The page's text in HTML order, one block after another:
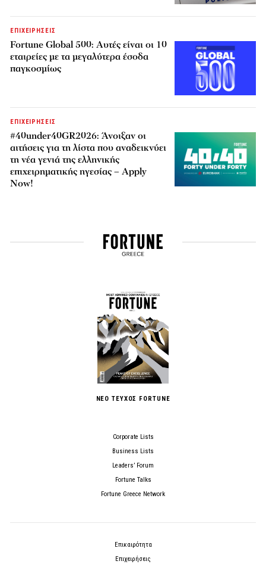
ΕΠΙΧΕΙΡΗΣΕΙΣ
Fortune Global 500: Αυτές είναι οι 10
εταιρείες με τα μεγαλύτερα έσοδα
παγκοσμίως
ΕΠΙΧΕΙΡΗΣΕΙΣ
#40under40GR2026: Άνοιξαν οι
αιτήσεις για τη λίστα που αναδεικνύει
τη νέα γενιά της ελληνικής
επιχειρηματικής ηγεσίας – Apply
Now!
ΝΕΟ ΤΕΥΧΟΣ FORTUNE
Corporate Lists
Business Lists
Leaders’ Forum
Fortune Talks
Fortune Greece Network
Επικαιρότητα
Επιχειρήσεις